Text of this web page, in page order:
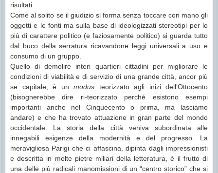
risultati.
Come al solito se il giudizio si forma senza toccare con mano gli
oggetti e le fonti ma sulla base di ideologizzati stereotipi per lo
più di carattere politico (e faziosamente politico) si guarda tutto
dal buco della serratura ricavandone leggi universali a uso e
consumo di un gruppo.
Quello di demolire interi quartieri cittadini per migliorare le
condizioni di viabilità e di servizio di una grande città, ancor più
se capitale, è un modus teorizzato agli inizi dell’Ottocento
(bisognerebbe dire ri-teorizzato perché esistono esempi
importanti anche nel Cinquecento o prima, ma lasciamo
andare) e che ha trovato attuazione in gran parte del mondo
occidentale. La storia della città veniva subordinata alle
innegabili esigenze della modernità e del progresso. La
meravigliosa Parigi che ci affascina, dipinta dagli impressionisti
e descritta in molte pietre miliari della letteratura, è il frutto di
una delle più radicali manomissioni di un “centro storico” che si